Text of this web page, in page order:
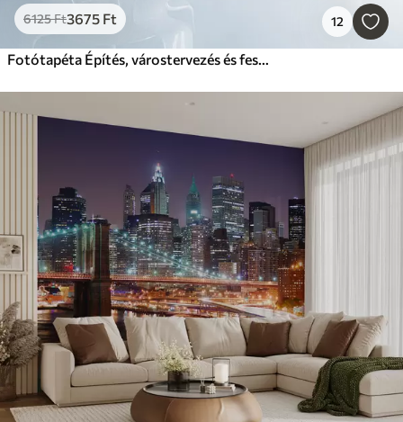
6125Ft3675 Ft 12